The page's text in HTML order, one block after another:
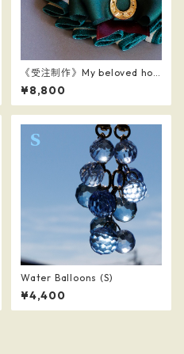
《受注制作》My beloved hor
se
¥8,800
Water Balloons (S)
¥4,400